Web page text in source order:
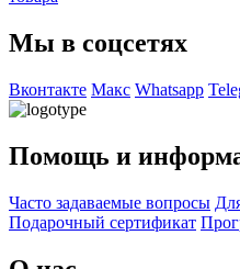
Мы в соцсетях
Вконтакте Макс Whatsapp
Помощь и
Часто задаваемые вопросы
Подарочный сертификат